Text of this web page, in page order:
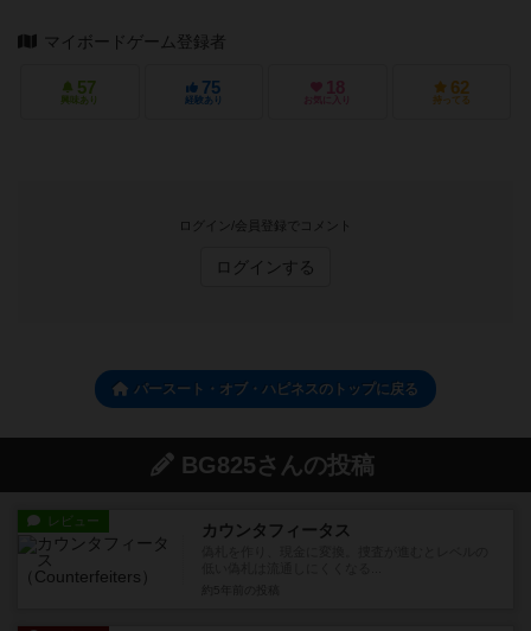
マイボードゲーム登録者
57
興味あり
75
経験あり
18
お気に入り
62
持ってる
ログイン/会員登録でコメント
ログインする
パースート・オブ・ハピネスのトップに戻る
BG825さんの投稿
レビュー カウンタフィータス